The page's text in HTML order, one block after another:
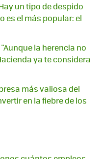
un tipo de despido
es el más popular: el
la herencia no
ya te considera
más valiosa del
en la fiebre de los